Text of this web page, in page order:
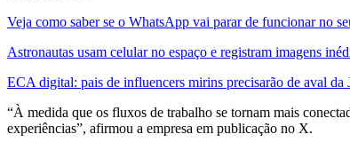
Veja como saber se o WhatsApp vai parar de funcionar no
Astronautas usam celular no espaço e registram imagens
ECA digital: pais de influencers mirins precisarão de aval da
“À medida que os fluxos de trabalho se tornam mais
experiências”, afirmou a empresa em publicação no X.